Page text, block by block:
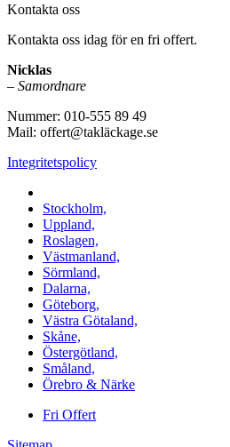
Kontakta oss
Kontakta oss idag för en fri offert.
Nicklas
– Samordnare
Nummer: 010-555 89 49
Mail: offert@takläckage.se
Integritetspolicy
Stockholm,
Uppland,
Roslagen,
Västmanland,
Sörmland,
Dalarna,
Göteborg,
Västra Götaland,
Skåne,
Östergötland,
Småland,
Örebro & Närke
Fri Offert